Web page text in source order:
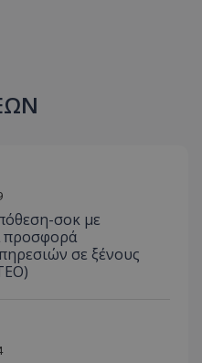
σοκ με
προσφορά
σε ξένους